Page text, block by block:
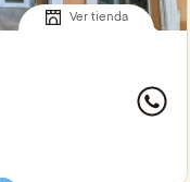
Ver tienda